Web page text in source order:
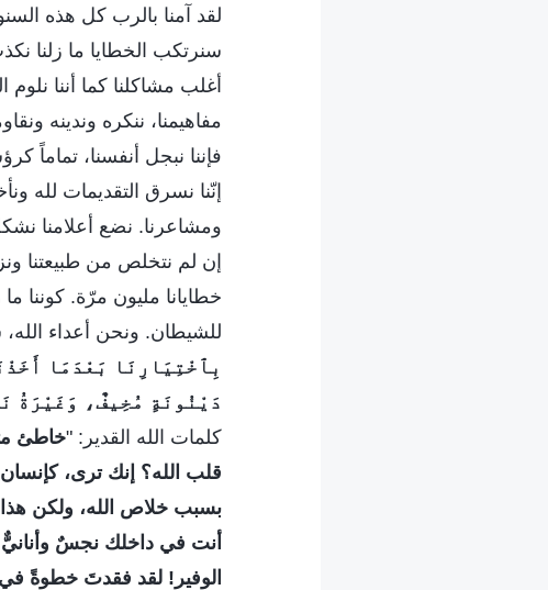
لقد آمنا بالرب كل هذه
سنرتكب الخطايا ما زلنا
أغلب مشاكلنا كما أننا
مفاهيمنا، ننكره وندينه
فإننا نبجل أنفسنا، تماماً
إنّنا نسرق التقديمات لله
ومشاعرنا. نضع أعلامنا
إن لم نتخلص من طبيعتنا
خطايانا مليون مرّة. كوننا
للشيطان. ونحن أعداء الله،
بِٱخْتِيَارِنَا بَعْدَمَا
دَيْنُونَةٍ مُخِيفٌ، وَغَيْرَةُ
كلمات الله القدير: "خاطئ
قلب الله؟ إنك ترى،
بسبب خلاص الله، ولكن
أنت في داخلك نجسٌ
الوفير! لقد فقدتَ خطوةً